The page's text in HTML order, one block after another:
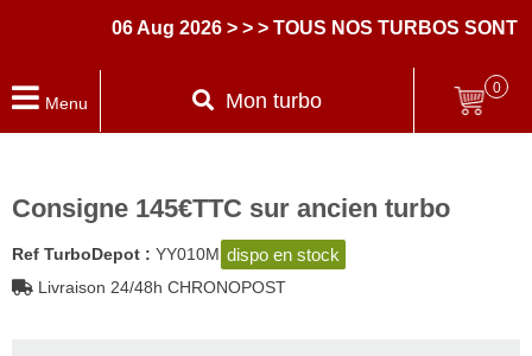
06 Aug 2026 > > > TOUS NOS TURBOS SONT
Menu Mon turbo
0
Consigne 145€TTC sur ancien turbo
Ref TurboDepot : YY010M dispo en stock
Livraison 24/48h CHRONOPOST